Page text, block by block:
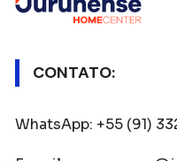
CONTATO:
WhatsApp: +55 (91)